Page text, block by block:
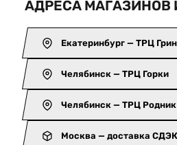
АДРЕСА МАГАЗИНОВ
Екатеринбург — ТРЦ
Челябинск — ТРЦ Горки
Челябинск — ТРЦ Родник
Москва — доставка СДЭК